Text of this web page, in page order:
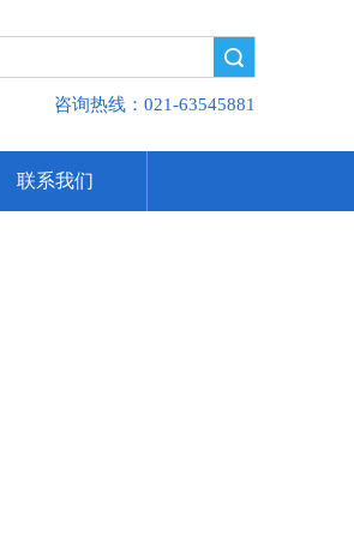
咨询热线：021-63545881
联系我们